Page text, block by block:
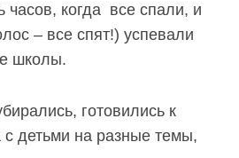
когда все спали, и
– все спят!) успевали
школы.
готовились к
с детьми на разные темы,